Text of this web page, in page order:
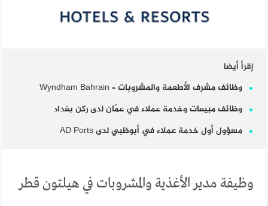
إقرأ أيضا
وظائف مشرف الأطعمة والمشروبات – Wyndham Bahrain
وظائف مبيعات وخدمة عملاء في عمّان لدى ركن بغداد
مسؤول أول خدمة عملاء في أبوظبي لدى AD Ports
وظيفة مدير الأغذية والمشروبات في هيلتون قطر